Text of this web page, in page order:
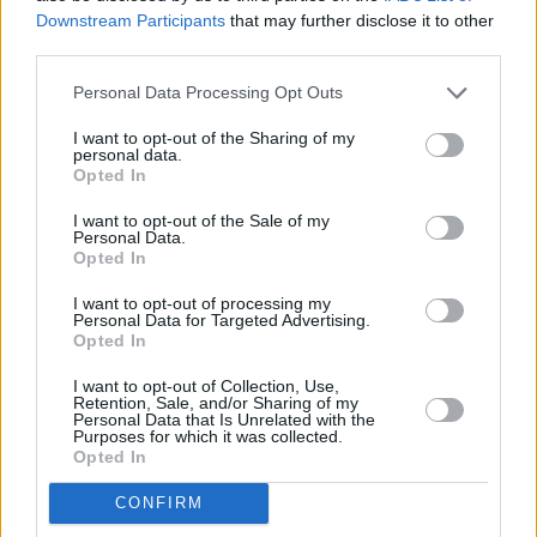
Downstream Participants that may further disclose it to other
Personal Data Processing Opt Outs
I want to opt-out of the Sharing of my
personal data.
Opted In
I want to opt-out of the Sale of my
Personal Data.
Opted In
I want to opt-out of processing my
Personal Data for Targeted Advertising.
Opted In
I want to opt-out of Collection, Use,
Retention, Sale, and/or Sharing of my
Personal Data that Is Unrelated with the
Purposes for which it was collected.
Opted In
CONFIRM
Brennnessel-Omelette
Leicht
Omelette mit Tomaten, Zwiebeln und
Leicht
Leicht
Leicht